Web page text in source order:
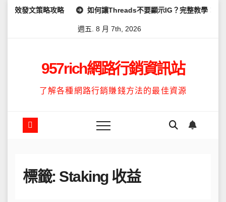
Skip
發文策略攻略 如何讓Threads不要顯示IG？完整教學：高效管
週五. 8 月 7th, 2026
957rich網路行銷資訊站
了解各種網路行銷賺錢方法的最佳資源
標籤: Staking 收益